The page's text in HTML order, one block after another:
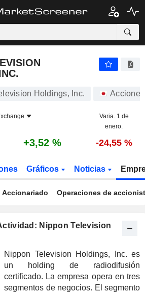
Holdings, Inc. Acciones
Varia. 1 de
enero.
+3,52 % -24,55 %
Gráficos Noticias
Accionariado Operaciones de
Nippon Television
Nippon Television Holdings, Inc. es
un holding de radiodifusión
certificado. La empresa opera en tres
segmentos de negocios. El segmento